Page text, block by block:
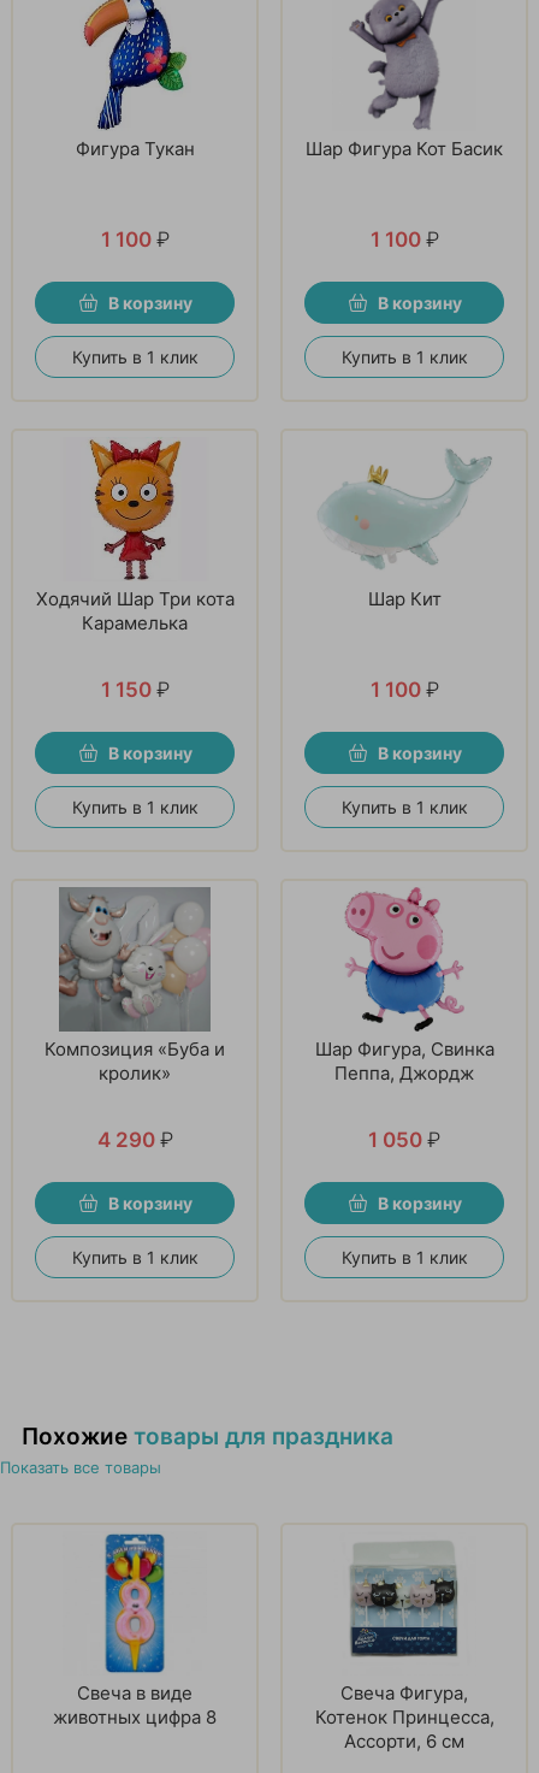
Фигура Тукан
1 100 ₽
В корзину
Купить в 1 клик
Шар Фигура Кот Басик
1 100 ₽
В корзину
Купить в 1 клик
Ходячий Шар Три кота
Карамелька
1 150 ₽
В корзину
Купить в 1 клик
Шар Кит
1 100 ₽
В корзину
Купить в 1 клик
Композиция «Буба и
кролик»
4 290 ₽
В корзину
Купить в 1 клик
Шар Фигура, Свинка
Пеппа, Джордж
1 050 ₽
В корзину
Купить в 1 клик
Похожие товары для праздника
Показать все товары
Свеча в виде
животных цифра 8
Свеча Фигура,
Котенок Принцесса,
Ассорти, 6 см